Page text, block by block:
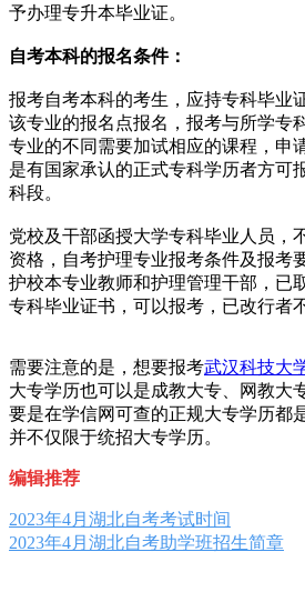
予办理专升本毕业证。
自考本科的报名条件：
报考自考本科的考生，应持专科毕业
该专业的报名点报名，报考与所学专
专业的不同需要加试相应的课程，申
是有国家承认的正式专科学历者方可
科段。
党校及干部函授大学专科毕业人员，
资格，自考护理专业报考条件及报考
护校本专业教师和护理管理干部，已
专科毕业证书，可以报考，已改行者
需要注意的是，想要报考武汉科技大
大专学历也可以是成教大专、网教大
要是在学信网可查的正规大专学历都
并不仅限于统招大专学历。
编辑推荐
2023年4月湖北自考考试时间
2023年4月湖北自考助学班招生简章